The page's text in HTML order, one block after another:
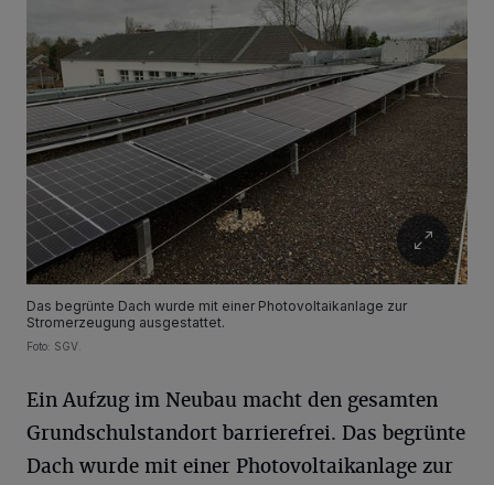
Das begrünte Dach wurde mit einer Photovoltaikanlage zur
Stromerzeugung ausgestattet.
Foto: SGV.
Ein Aufzug im Neubau macht den gesamten
Grundschulstandort barrierefrei. Das begrünte
Dach wurde mit einer Photovoltaikanlage zur